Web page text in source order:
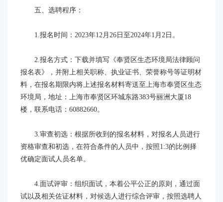
五、选聘程序：
1.报名时间：2023年12月 26 日至2024年1月 2 日。
2.报名方式：下载并填写《奉贤区生态环境局法律顾问
报名表》，并附上相关职称、执业证书、荣誉称号等证明材
料，在报名期限内将上述报名材料寄送至上海市奉贤区生态
环境局，地址：上海市奉贤区环城东路383号丽洲大厦18
楼，联系电话：60882660。
3.审查初选：根据所收到的报名材料， 对报名人员进行
资格审查和初选，在符合条件的人员中，按照1:3的比例择
优确定面试人员名单。
4.面试评审：组织面试，本着公平公正的原则，通过面
试以及相关佐证材料，对候选人进行综合评审，按照选聘人